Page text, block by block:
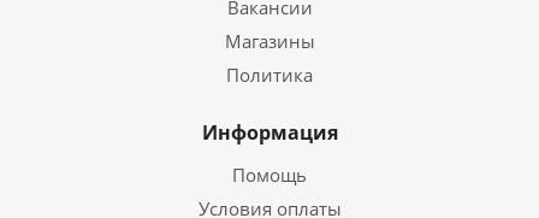
Вакансии
Магазины
Политика
Информация
Помощь
Условия оплаты